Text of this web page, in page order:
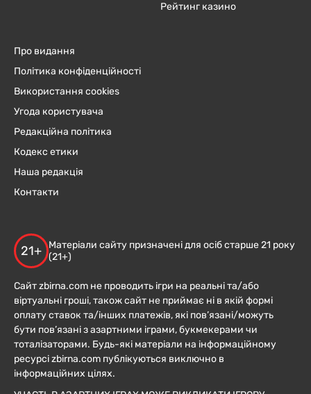
Рейтинг казино
Про видання
Політика конфіденційності
Використання cookies
Угода користувача
Редакційна політика
Кодекс етики
Наша редакція
Контакти
21+
Матеріали сайту призначені для осіб старше 21 року
(21+)
Сайт zbirna.com не проводить ігри на реальні та/або
віртуальні гроші, також сайт не приймає ні в якій формі
оплату ставок та/інших платежів, які пов’язані/можуть
бути пов’язані з азартними іграми, букмекерами чи
тоталізаторами. Будь-які матеріали на інформаційному
ресурсі zbirna.com публікуються виключно в
інформаційних цілях.